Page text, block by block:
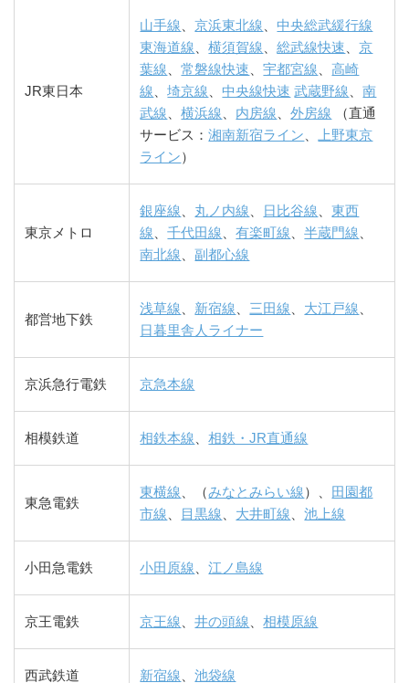
JR東日本
山手線 、京浜東北線 、中央総武緩行線
東海道線 、横須賀線 、総武線快速 、京
葉線 、常磐線快速 、宇都宮線 、高崎
線 、埼京線 、中央線快速 武蔵野線 、南
武線 、横浜線 内房線 、外房線 （直通
サービス：湘南新宿ライン
上野東京
ライン）
東京メトロ
銀座線 丸ノ内線 日比谷線 、東西
線 、千代田線 、有楽町線 、半蔵門線
南北線 、副都心線
都営地下鉄
浅草線 新宿線 三田線 大江戸線
日暮里舎人ライナー
京浜急行電鉄 京急本線
相模鉄道 相鉄本線 、相鉄・JR直通線
東急電鉄
東横線 、（みなとみらい線）、 田園都
市線
目黒線 大井町線 、池上線
小田急電鉄 小田原線 、江ノ島線
京王電鉄 京王線 、井の頭線 、相模原線
西武鉄道 新宿線 、池袋線